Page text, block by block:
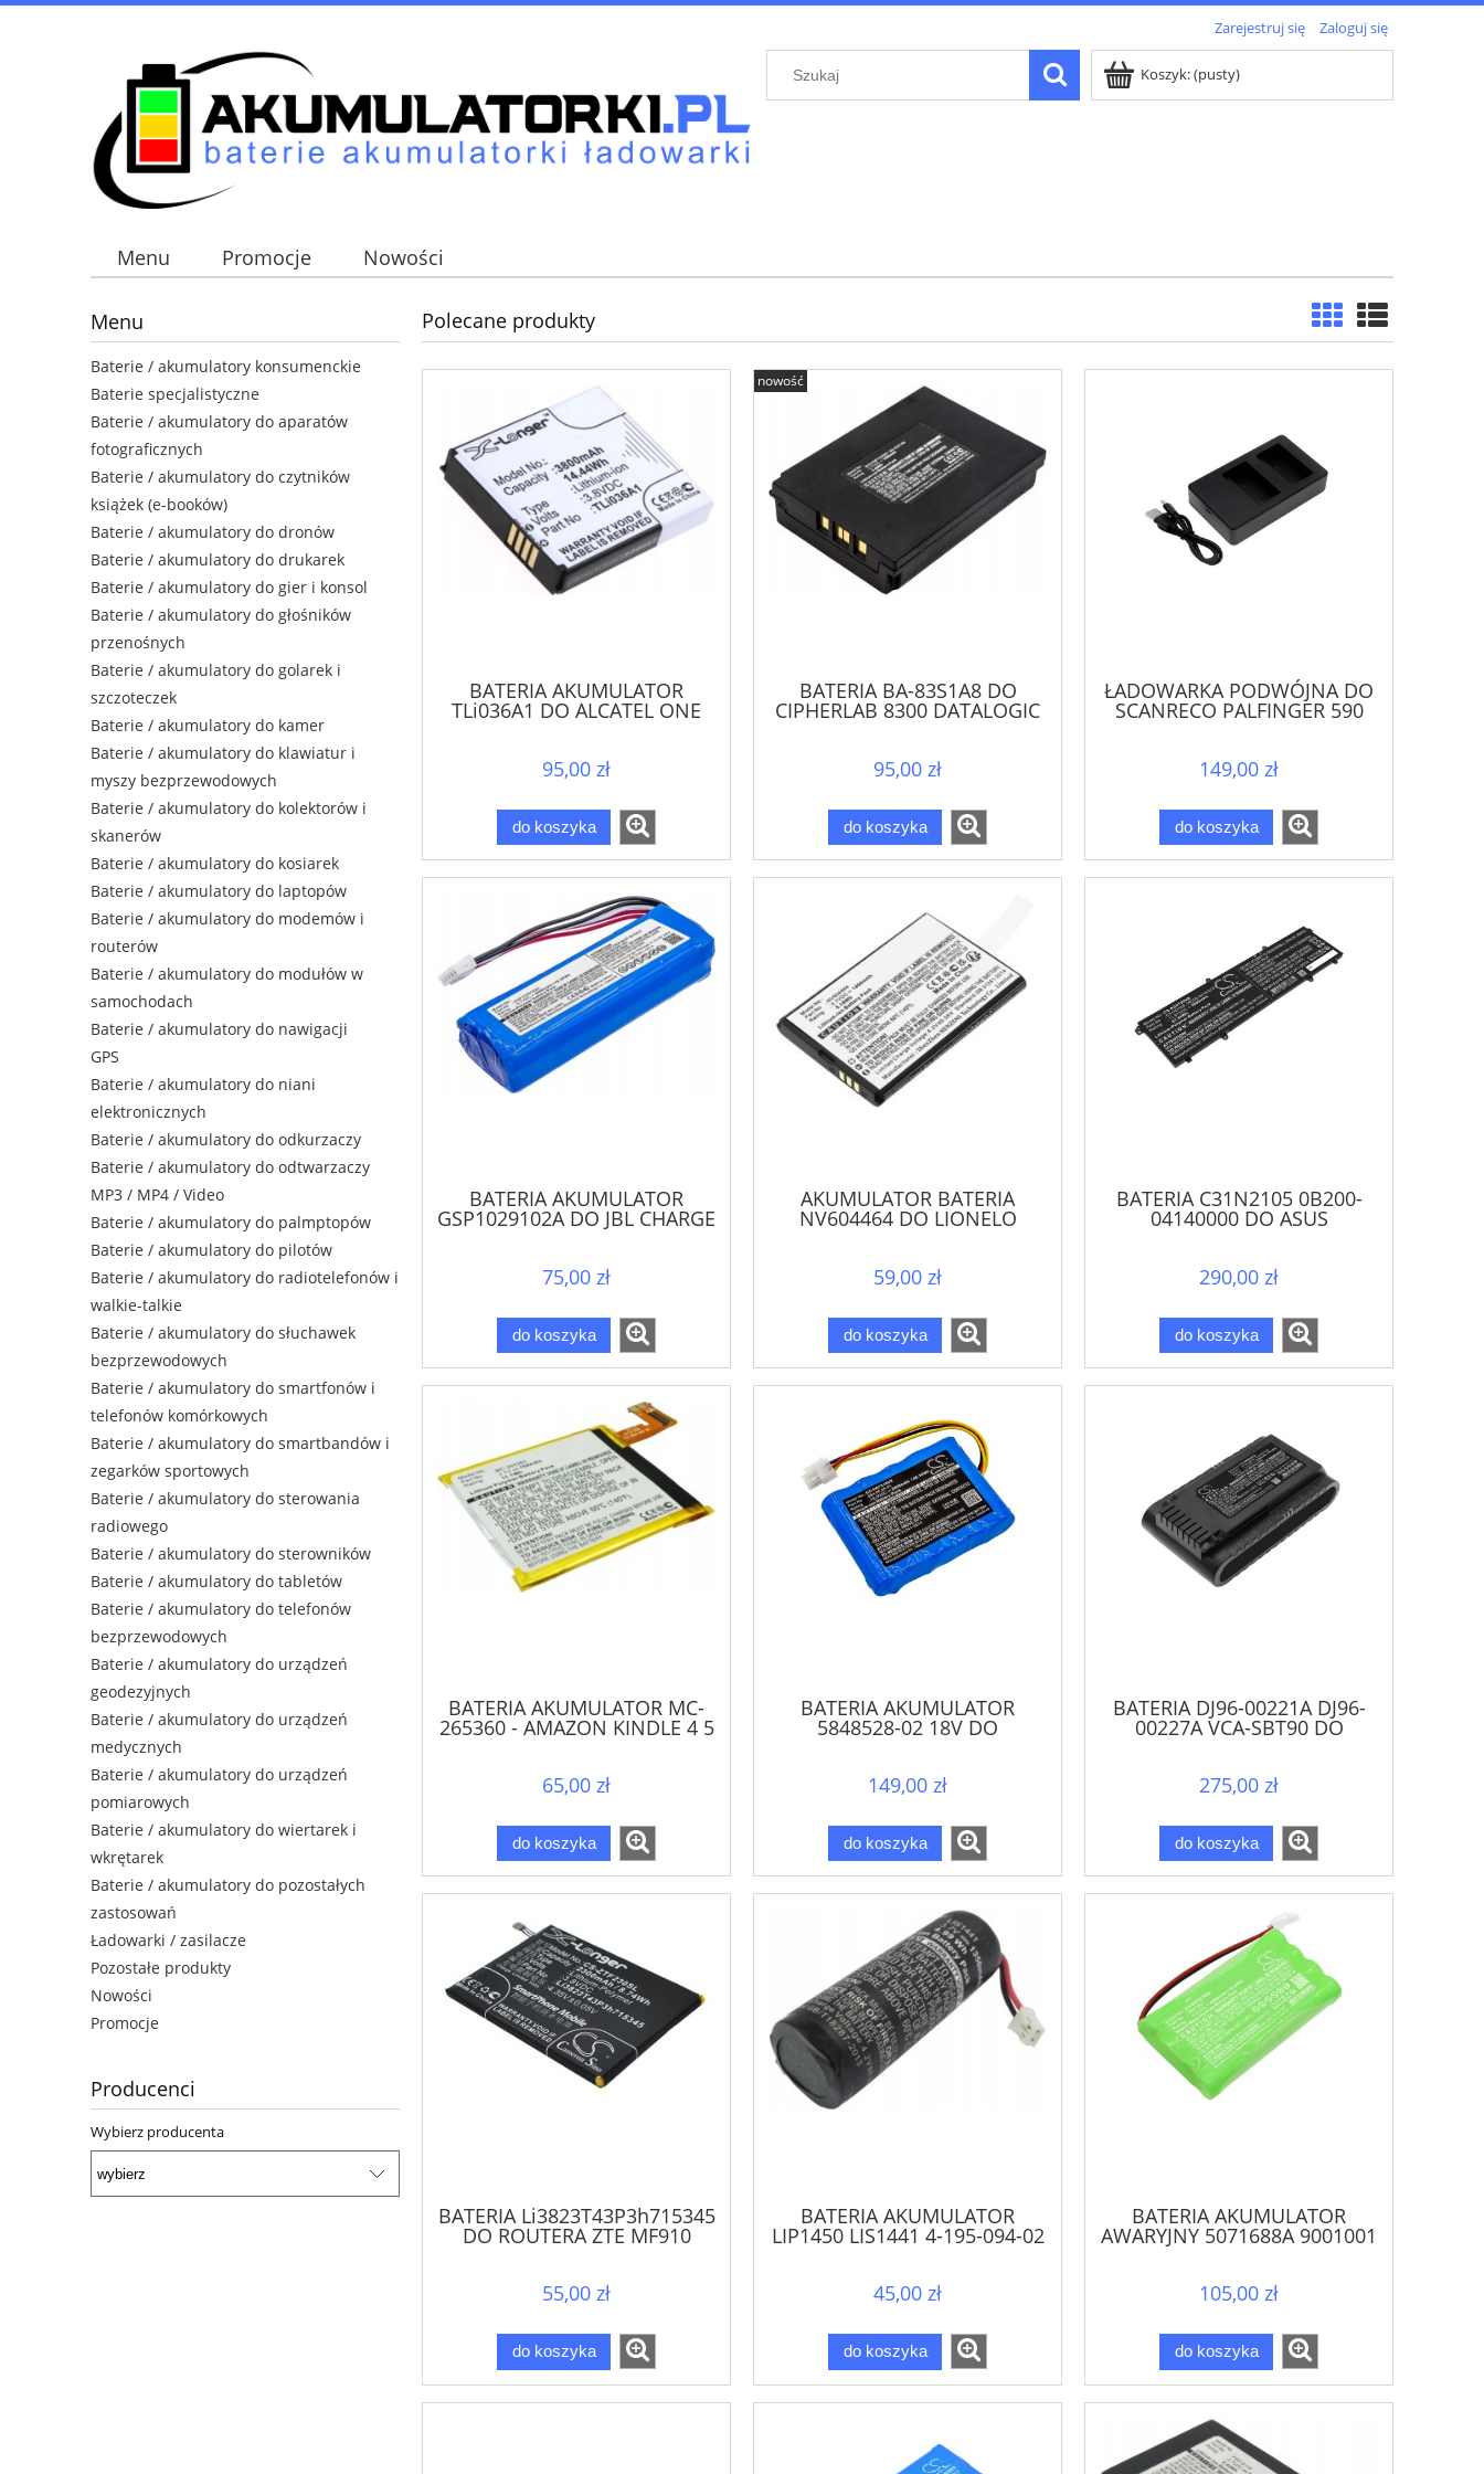
Zarejestruj się Zaloguj się
Koszyk:(pusty)
Menu Promocje Nowości
Menu
Baterie / akumulatory konsumenckie
Baterie specjalistyczne
Baterie / akumulatory do aparatów
fotograficznych
Baterie / akumulatory do czytników
książek (e-booków)
Baterie / akumulatory do dronów
Baterie / akumulatory do drukarek
Baterie / akumulatory do gier i konsol
Baterie / akumulatory do głośników
przenośnych
Baterie / akumulatory do golarek i
szczoteczek
Baterie / akumulatory do kamer
Baterie / akumulatory do klawiatur i
myszy bezprzewodowych
Baterie / akumulatory do kolektorów i
skanerów
Baterie / akumulatory do kosiarek
Baterie / akumulatory do laptopów
Baterie / akumulatory do modemów i
routerów
Baterie / akumulatory do modułów w
samochodach
Baterie / akumulatory do nawigacji
GPS
Baterie / akumulatory do niani
elektronicznych
Baterie / akumulatory do odkurzaczy
Baterie / akumulatory do odtwarzaczy
MP3 / MP4 / Video
Baterie / akumulatory do palmptopów
Baterie / akumulatory do pilotów
Baterie / akumulatory do radiotelefonów i
walkie-talkie
Baterie / akumulatory do słuchawek
bezprzewodowych
Baterie / akumulatory do smartfonów i
telefonów komórkowych
Baterie / akumulatory do smartbandów i
zegarków sportowych
Baterie / akumulatory do sterowania
radiowego
Baterie / akumulatory do sterowników
Baterie / akumulatory do tabletów
Baterie / akumulatory do telefonów
bezprzewodowych
Baterie / akumulatory do urządzeń
geodezyjnych
Baterie / akumulatory do urządzeń
medycznych
Baterie / akumulatory do urządzeń
pomiarowych
Baterie / akumulatory do wiertarek i
wkrętarek
Baterie / akumulatory do pozostałych
zastosowań
Ładowarki / zasilacze
Pozostałe produkty
Nowości
Promocje
Producenci
Wybierz producenta
Polecane produkty
BATERIA AKUMULATOR
TLi036A1 DO ALCATEL ONE
95,00 zł
do koszyka
BATERIA BA-83S1A8 DO
CIPHERLAB 8300 DATALOGIC
95,00 zł
do koszyka
nowość
ŁADOWARKA PODWÓJNA DO
SCANRECO PALFINGER 590
149,00 zł
do koszyka
BATERIA AKUMULATOR
GSP1029102A DO JBL CHARGE
75,00 zł
do koszyka
AKUMULATOR BATERIA
NV604464 DO LIONELO
59,00 zł
do koszyka
BATERIA C31N2105 0B200-
04140000 DO ASUS
290,00 zł
do koszyka
BATERIA AKUMULATOR MC-
265360 - AMAZON KINDLE 4 5
65,00 zł
do koszyka
BATERIA AKUMULATOR
5848528-02 18V DO
149,00 zł
do koszyka
BATERIA DJ96-00221A DJ96-
00227A VCA-SBT90 DO
275,00 zł
do koszyka
BATERIA Li3823T43P3h715345
DO ROUTERA ZTE MF910
55,00 zł
do koszyka
BATERIA AKUMULATOR
LIP1450 LIS1441 4-195-094-02
45,00 zł
do koszyka
BATERIA AKUMULATOR
AWARYJNY 5071688A 9001001
9,6V 2Ah DO BRAM NAPĘDU
105,00 zł
do koszyka